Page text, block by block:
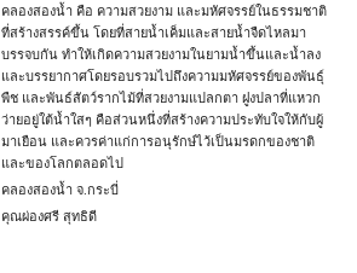
คลองสองน้ำ คือ ความสวยงาม และมหัศจรรย์ในธรรมชาติ
ที่สร้างสรรค์ขึ้น โดยที่สายน้ำเค็มและสายน้ำจืดไหลมา
บรรจบกัน ทำให้เกิดความสวยงามในยามน้ำขึ้นและน้ำลง
และบรรยากาศโดยรอบรวมไปถึงความมหัศจรรย์ของพันธุ์
พืช และพันธ์สัตว์รากไม้ที่สวยงามแปลกตา ฝูงปลาที่แหวก
ว่ายอยู่ใต้น้ำใสๆ คือส่วนหนึ่งที่สร้างความประทับใจให้กับผู้
มาเยือน และควรค่าแก่การอนุรักษ์ไว้เป็นมรดกของชาติ
และของโลกตลอดไป
คลองสองน้ำ จ.กระบี่
คุณผ่องศรี สุทธิดี